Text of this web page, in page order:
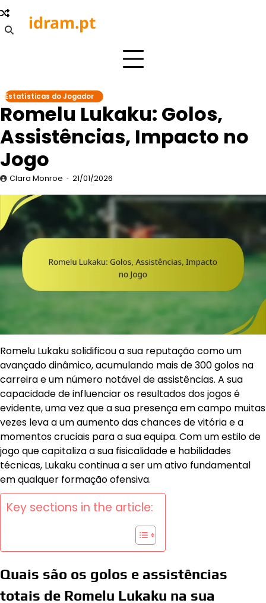
Skip
to
content
idram.pt
Estatísticas do Jogador
Romelu Lukaku: Golos,
Assistências, Impacto no
Jogo
Clara Monroe 21/01/2026
Romelu Lukaku solidificou a sua reputação como um
avançado dinâmico, acumulando mais de 300 golos na
carreira e um número notável de assistências. A sua
capacidade de influenciar os resultados dos jogos é
evidente, uma vez que a sua presença em campo muitas
vezes leva a um aumento das chances de vitória e a
momentos cruciais para a sua equipa. Com um estilo de
jogo que capitaliza a sua fisicalidade e habilidades
técnicas, Lukaku continua a ser um ativo fundamental
em qualquer formação ofensiva.
Key sections in the article:
Quais são os golos e assistências
totais de Romelu Lukaku na sua